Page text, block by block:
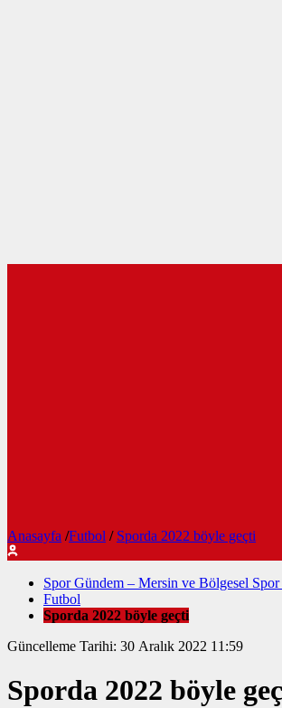
Anasayfa /Futbol / Sporda 2022 böyle geçti
Spor Gündem – Mersin ve Bölgesel
Futbol
Sporda 2022 böyle geçti
Güncelleme Tarihi: 30 Aralık 2022 11:59
Sporda 2022 böyle